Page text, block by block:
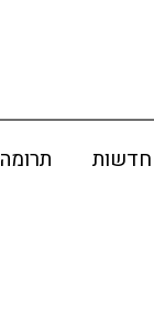
חדשות תרומה